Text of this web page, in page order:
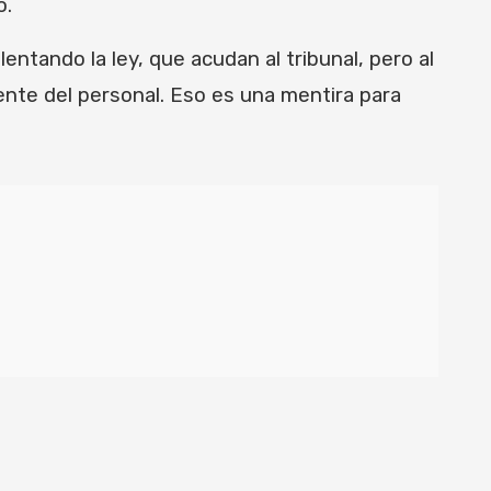
la ley, que acudan al tribunal, pero al
del personal. Eso es una mentira para